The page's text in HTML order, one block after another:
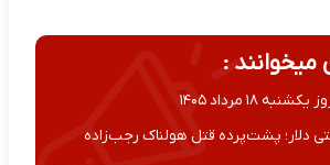
میخوانند :
۱۸ مرداد ۱۴۰۵
دلار؛ پشت‌پرده قتل هولناک رجب‌زاده